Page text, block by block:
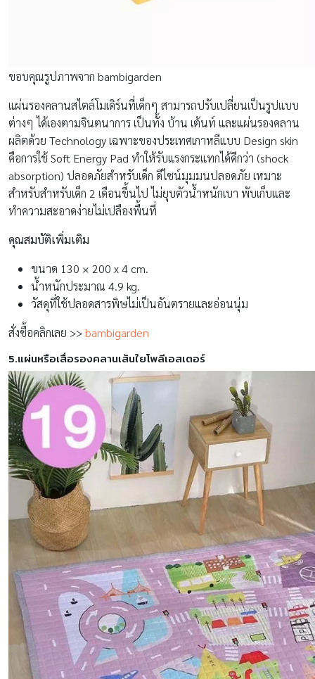
ขอบคุณรูปภาพจาก bambigarden
แผ่นรองคลานสไตล์โมเดิร์นที่เด็กๆ สามารถปรับเปลี่ยนเป็นรูปแบบ
ต่างๆ ได้เองตามจินตนาการ เป็นทั้ง บ้าน เต้นท์ และแผ่นรองคลาน
ผลิตด้วย Technology เฉพาะของประเทศเกาหลีแบบ Design skin
คือการใช้ Soft Energy Pad ทำให้รับแรงกระแทกได้ดีกว่า (shock
absorption) ปลอดภัยสำหรับเด็ก ดีไซน์มุมมนปลอดภัย เหมาะ
สำหรับสำหรับเด็ก 2 เดือนขึ้นไป ไม่ยุบตัวน้ำหนักเบา พับเก็บและ
ทำความสะอาดง่ายไม่เปลืองพื้นที่
คุณสมบัติเพิ่มเติม
ขนาด 130 × 200 x 4 cm.
น้ำหนักประมาณ 4.9 kg.
วัสดุที่ใช้ปลอดสารพิษไม่เป็นอันตรายและอ่อนนุ่ม
สั่งซื้อคลิกเลย >>bambigarden
5.แผ่นหรือเสื่อรองคลานเส้นใยโพลีเอสเตอร์